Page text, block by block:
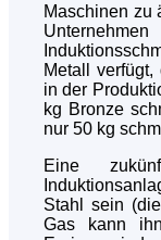
Maschinen zu
Metall verfügt,
in der
kg Bronze
nur 50 kg
Eine
Stahl sein
Gas kann